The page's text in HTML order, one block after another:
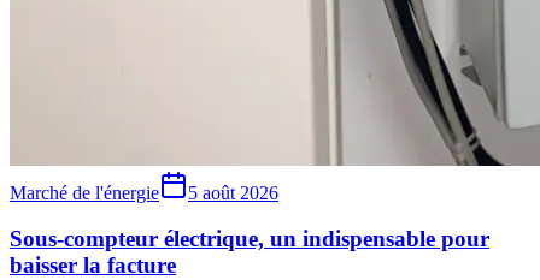
Marché de l'énergie 5 août 2026
Sous-compteur électrique, un indispensable pour
baisser la facture